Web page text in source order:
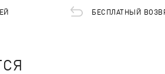
БЕСПЛАТНЫЙ